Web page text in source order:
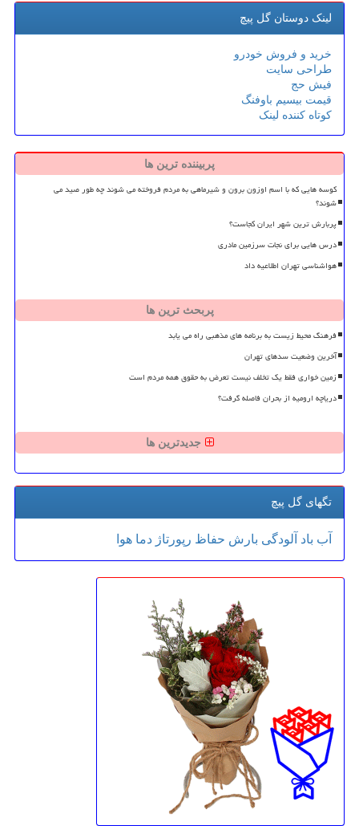
لینک دوستان گل پیچ
خرید و فروش خودرو
طراحی سایت
فیش حج
قیمت بیسیم باوفنگ
کوتاه کننده لینک
پربیننده ترین ها
کوسه هایی که با اسم اوزون برون و شیرماهی به مردم فروخته می شوند چه طور صید می
شوند؟
پربارش ترین شهر ایران کجاست؟
درس هایی برای نجات سرزمین مادری
هواشناسی تهران اطلاعیه داد
پربحث ترین ها
فرهنگ محیط زیست به برنامه های مذهبی راه می یابد
آخرین وضعیت سدهای تهران
زمین خواری فقط یک تخلف نیست تعرض به حقوق همه مردم است
دریاچه ارومیه از بحران فاصله گرفت؟
جدیدترین ها
تگهای گل پیچ
آب باد آلودگی بارش حفاظ رپورتاژ دما هوا